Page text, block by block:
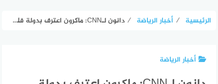
الرئيسية ⁄ أخبار الرياضة ⁄ دانون لـCNN: ماكرون اعترف بدولة فلسطينية معتقدًا أنها ستظهر في الغد
أخبار الرياضة